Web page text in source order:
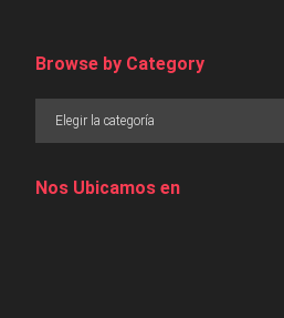
Browse by Category
Nos Ubicamos en